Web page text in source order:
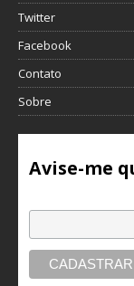
Twitter
Facebook
Contato
Sobre
Avise-me